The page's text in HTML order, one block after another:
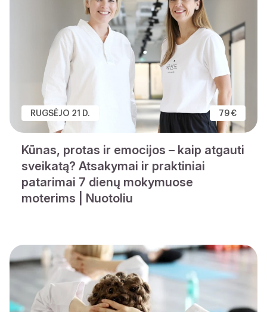
RUGSĖJO 21 D. 79 €
Kūnas, protas ir emocijos – kaip atgauti
sveikatą? Atsakymai ir praktiniai
patarimai 7 dienų mokymuose
moterims | Nuotoliu